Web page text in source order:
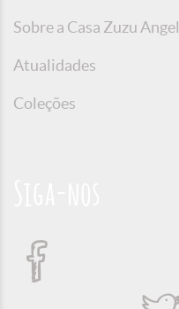
Sobre a Casa Zuzu Angel
Atualidades
Coleções